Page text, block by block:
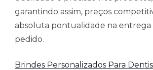
garantindo assim, preços
absoluta pontualidade na entrega
pedido.
Brindes Personalizados Para